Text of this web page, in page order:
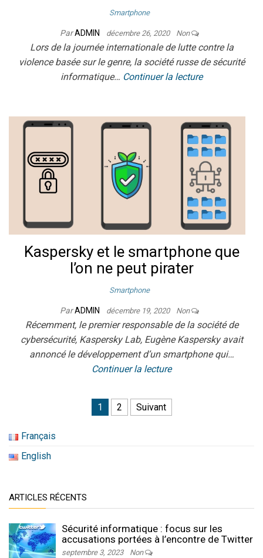
Smartphone
ParADMIN décembre 26, 2020 Non
Lors de la journée internationale de lutte contre la
violence basée sur le genre, la société russe de sécurité
informatique… Continuer la lecture
Kaspersky et le smartphone que
l’on ne peut pirater
Smartphone
ParADMIN décembre 19, 2020 Non
Récemment, le premier responsable de la société de
cybersécurité, Kaspersky Lab, Eugène Kaspersky avait
annoncé le développement d’un smartphone qui…
Continuer la lecture
Navigation des articles
1 2 Suivant
Français
English
ARTICLES RÉCENTS
Sécurité informatique : focus sur les
accusations portées à l’encontre de Twitter
septembre 3, 2023 Non